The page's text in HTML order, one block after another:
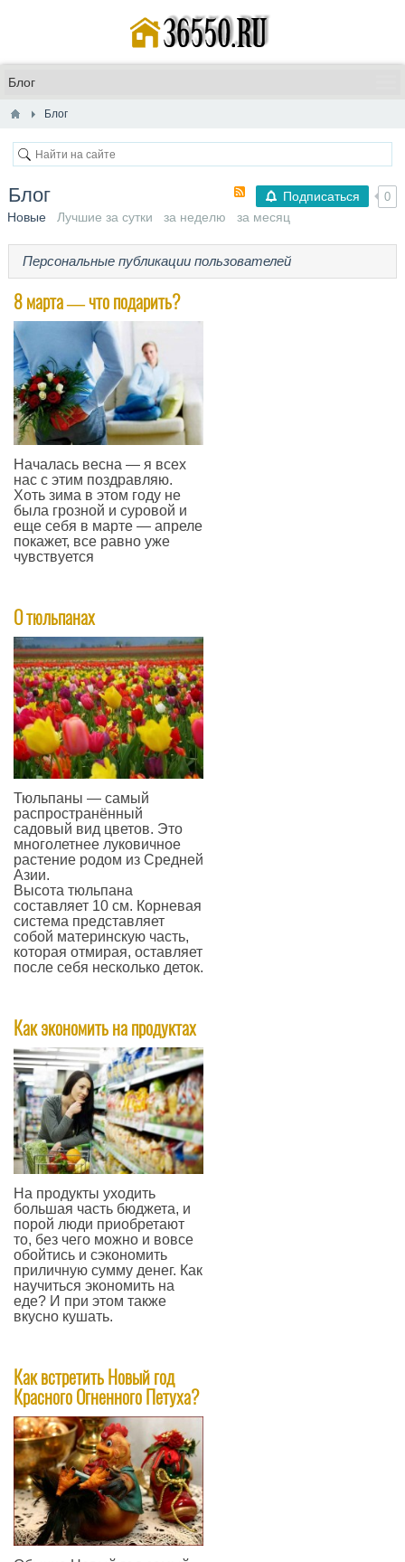
Блог
Подписаться 0
Блог
Новые Лучшие за сутки за неделю за месяц
Персональные публикации пользователей
8 марта — что подарить?
Началась весна — я всех
нас с этим поздравляю.
Хоть зима в этом году не
была грозной и суровой и
еще себя в марте — апреле
покажет, все равно уже
чувствуется
О тюльпанах
Тюльпаны — самый
распространённый
садовый вид цветов. Это
многолетнее луковичное
растение родом из Средней
Азии.
Высота тюльпана
составляет 10 см. Корневая
система представляет
собой материнскую часть,
которая отмирая, оставляет
после себя несколько деток.
Как экономить на продуктах
​На продукты уходить
большая часть бюджета, и
порой люди приобретают
то, без чего можно и вовсе
обойтись и сэкономить
приличную сумму денег. Как
научиться экономить на
еде? И при этом также
вкусно кушать.
Как встретить Новый год
Красного Огненного Петуха?